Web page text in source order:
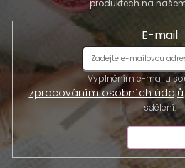
produktech na
E-mail
Vyplněním e-mailu
zpracováním osobních údajů
sdělení.